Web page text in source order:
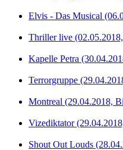
Elvis - Das Musical
Thriller live
Kapelle Petra
Terrorgruppe
Montreal (29.04.2018,
Vizediktator
Shout Out Louds